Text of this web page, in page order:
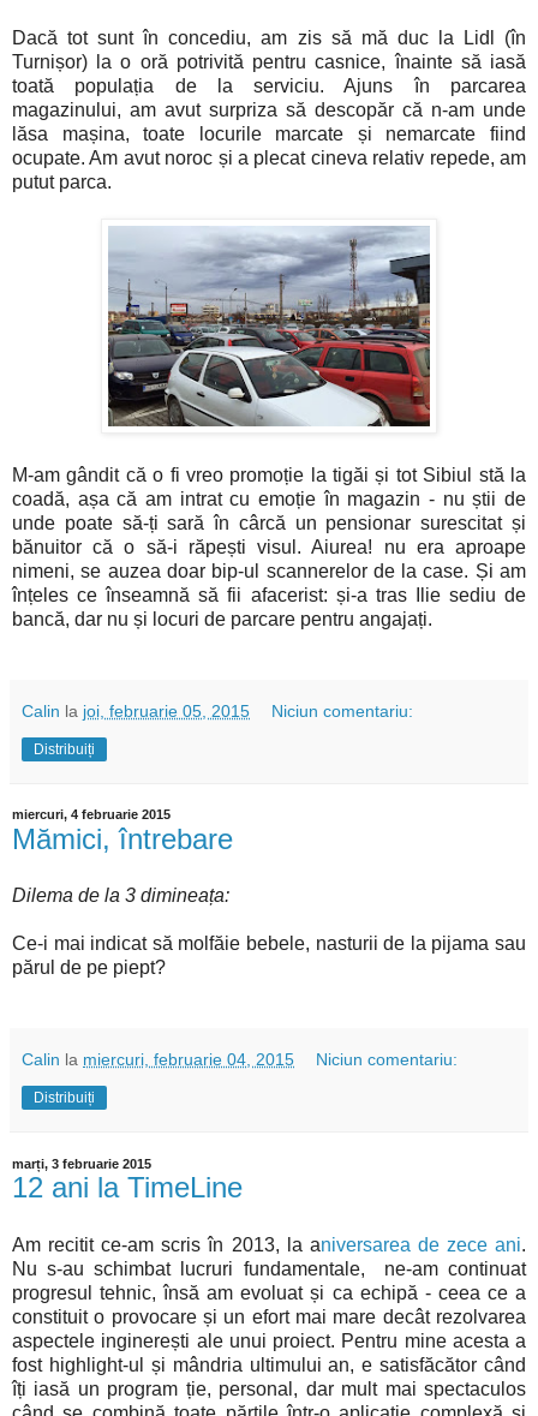
Dacă tot sunt în concediu, am zis să mă duc la Lidl (în
Turnișor) la o oră potrivită pentru casnice, înainte să iasă
toată populația de la serviciu. Ajuns în parcarea
magazinului, am avut surpriza să descopăr că n-am unde
lăsa mașina, toate locurile marcate și nemarcate fiind
ocupate. Am avut noroc și a plecat cineva relativ repede, am
putut parca.
M-am gândit că o fi vreo promoție la tigăi și tot Sibiul stă la
coadă, așa că am intrat cu emoție în magazin - nu știi de
unde poate să-ți sară în cârcă un pensionar surescitat și
bănuitor că o să-i răpești visul. Aiurea! nu era aproape
nimeni, se auzea doar bip-ul scannerelor de la case. Și am
înțeles ce înseamnă să fii afacerist: și-a tras Ilie sediu de
bancă, dar nu și locuri de parcare pentru angajați.
Calin la joi, februarie 05, 2015 Niciun comentariu:
Distribuiți
miercuri, 4 februarie 2015
Mămici, întrebare
Dilema de la 3 dimineața:
Ce-i mai indicat să molfăie bebele, nasturii de la pijama sau
părul de pe piept?
Calin la miercuri, februarie 04, 2015 Niciun comentariu:
Distribuiți
marți, 3 februarie 2015
12 ani la TimeLine
Am recitit ce-am scris în 2013, la aniversarea de zece ani.
Nu s-au schimbat lucruri fundamentale, ne-am continuat
progresul tehnic, însă am evoluat și ca echipă - ceea ce a
constituit o provocare și un efort mai mare decât rezolvarea
aspectele inginerești ale unui proiect. Pentru mine acesta a
fost highlight-ul și mândria ultimului an, e satisfăcător când
îți iasă un program ție, personal, dar mult mai spectaculos